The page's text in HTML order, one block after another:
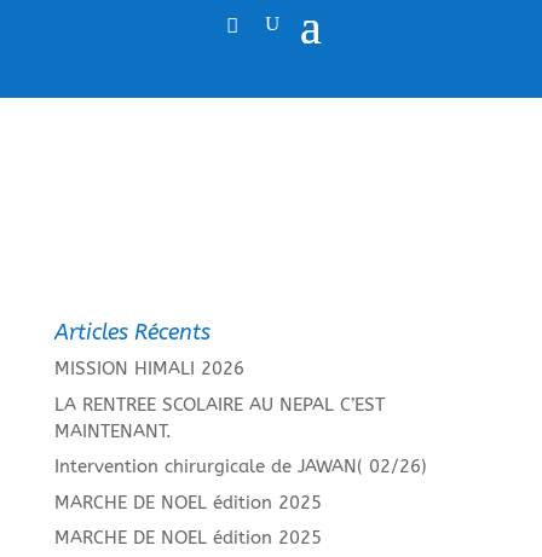
Articles Récents
MISSION HIMALI 2026
LA RENTREE SCOLAIRE AU NEPAL C’EST
MAINTENANT.
Intervention chirurgicale de JAWAN( 02/26)
MARCHE DE NOEL édition 2025
MARCHE DE NOEL édition 2025